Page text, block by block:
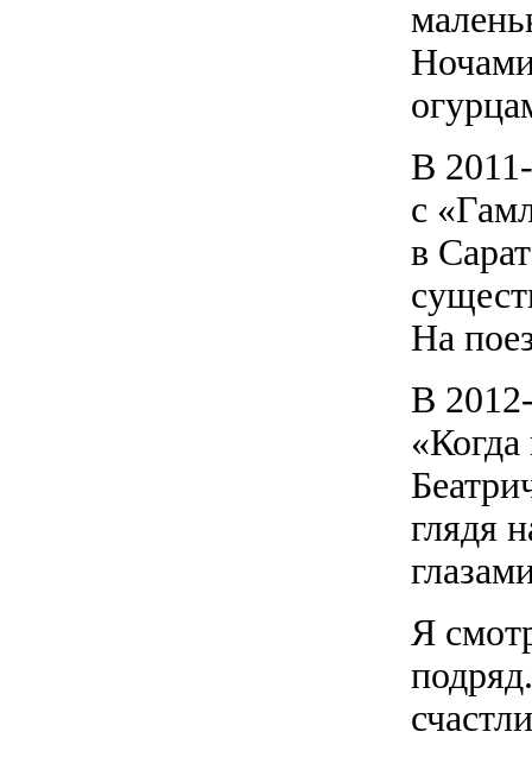
В
с
в
На
В
«Когда
глядя
Я